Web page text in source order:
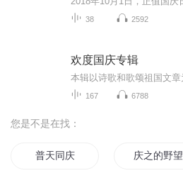
38 2592
欢度国庆专辑
167 6788
您是不是在找：
普天同庆 庆之的野望